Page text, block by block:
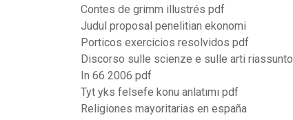
Contes de grimm illustrés pdf
Judul proposal penelitian ekonomi
Porticos exercicios resolvidos pdf
Discorso sulle scienze e sulle arti riassunto
In 66 2006 pdf
Tyt yks felsefe konu anlatımı pdf
Religiones mayoritarias en españa